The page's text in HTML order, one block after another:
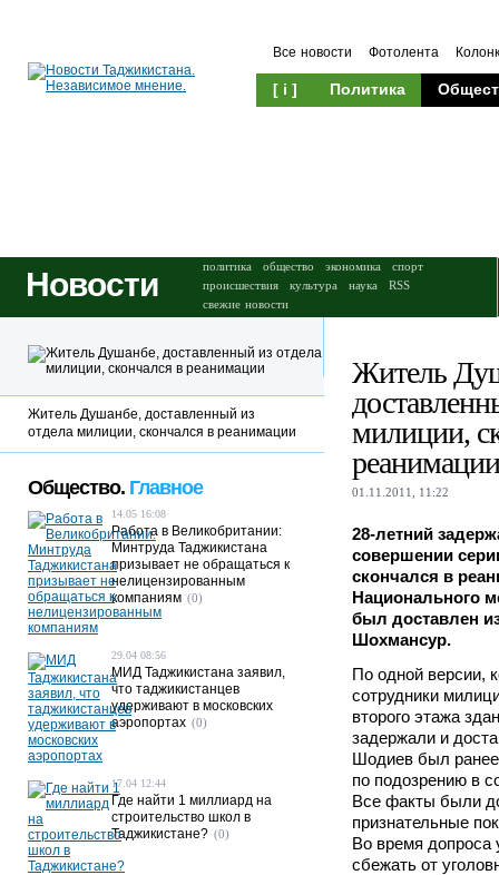
Все новости Фотолента
[ i ] Политика
Новости политика общество экономика
спорт
происшествия
культура наука
RSS
свежие новости
Житель
милиции,
реанимации
01.11.2011, 11:22
28-летний
совершении
скончался в
Национального
был доставлен
Шохмансур.
По одной версии,
сотрудники
второго этажа
задержали и
Шодиев был
по подозрению в
Все факты были
признательные
Во время допроса
сбежать от
Житель Душанбе, доставленный из
отдела милиции, скончался в реанимации
Общество. Главное
14.05 16:08
Работа в Великобритании:
Минтруда Таджикистана
призывает не обращаться к
нелицензированным
компаниям (0)
29.04 08:56
МИД Таджикистана заявил,
что таджикистанцев
удерживают в московских
аэропортах (0)
17.04 12:44
Где найти 1 миллиард на
строительство школ в
Таджикистане? (0)